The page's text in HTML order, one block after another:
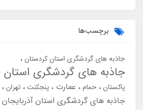
برچسب‌ها
جاذبه های گردشگری استان کردستان
جاذبه های گردشگری
پاکستان حمام عمارت پنجکنت تهران
جاذبه های گردشگری استان